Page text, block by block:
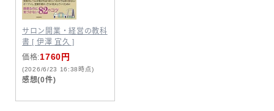
サロン開業・経営の教科
書 [ 伊澤 宜久 ]
価格:1760円
(2026/6/23 16:38時点)
感想(0件)